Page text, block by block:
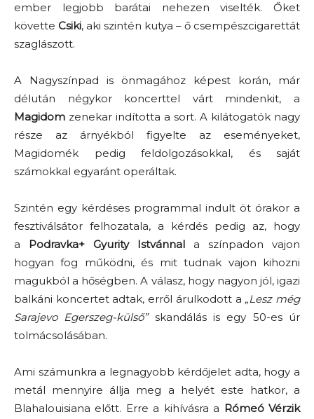
ember legjobb barátai nehezen viselték. Őket
követte Csiki, aki szintén kutya – ő csempészcigarettát
szaglászott.
A Nagyszínpad is önmagához képest korán, már
délután négykor koncerttel várt mindenkit, a
Magidom zenekar indította a sort. A kilátogatók nagy
része az árnyékból figyelte az eseményeket,
Magidomék pedig feldolgozásokkal, és saját
számokkal egyaránt operáltak.
Szintén egy kérdéses programmal indult öt órakor a
fesztiválsátor felhozatala, a kérdés pedig az, hogy
a Podravka+ Gyurity Istvánnal a színpadon vajon
hogyan fog működni, és mit tudnak vajon kihozni
magukból a hőségben. A válasz, hogy nagyon jól, igazi
balkáni koncertet adtak, erről árulkodott a „Lesz még
Sarajevo Egerszeg-külső”skandálás is egy 50-es úr
tolmácsolásában.
Ami számunkra a legnagyobb kérdőjelet adta, hogy a
metál mennyire állja meg a helyét este hatkor, a
Blahalouisiana előtt. Erre a kihívásra a Rómeó Vérzik